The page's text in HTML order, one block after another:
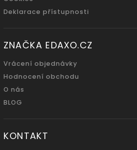
Deklarace přístupnosti
ZNAČKA EDAXO.CZ
Vrácení objednávky
Hodnocení obchodu
O nás
BLOG
KONTAKT